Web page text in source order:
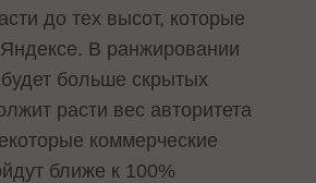
до тех высот, которые
В ранжировании
больше скрытых
расти вес авторитета
коммерческие
ближе к 100%